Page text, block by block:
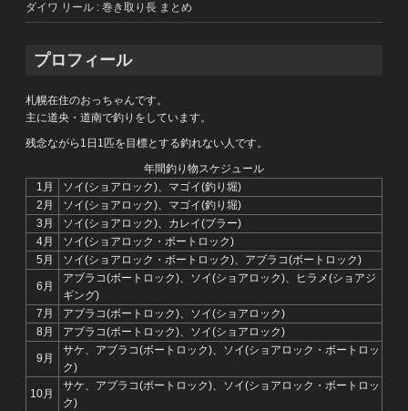
ダイワ リール : 巻き取り長 まとめ
プロフィール
札幌在住のおっちゃんです。
主に道央・道南で釣りをしています。
残念ながら1日1匹を目標とする釣れない人です。
年間釣り物スケジュール
1月
ソイ(ショアロック)、マゴイ(釣り堀)
2月
ソイ(ショアロック)、マゴイ(釣り堀)
3月
ソイ(ショアロック)、カレイ(ブラー)
4月
ソイ(ショアロック・ボートロック)
5月
ソイ(ショアロック・ボートロック)、アブラコ(ボートロック)
6月
アブラコ(ボートロック)、ソイ(ショアロック)、ヒラメ(ショアジ
ギング)
7月
アブラコ(ボートロック)、ソイ(ショアロック)
8月
アブラコ(ボートロック)、ソイ(ショアロック)
9月
サケ、アブラコ(ボートロック)、ソイ(ショアロック・ボートロッ
ク)
10月
サケ、アブラコ(ボートロック)、ソイ(ショアロック・ボートロッ
ク)